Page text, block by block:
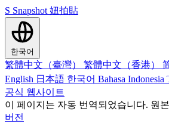
S Snapshot 妞拍貼
한국어
繁體中文（臺灣） 繁體中文（香港）
English 日本語 한국어 Bahasa Indonesia
공식 웹사이트
이 페이지는 자동 번역되었습니다. 원
버전